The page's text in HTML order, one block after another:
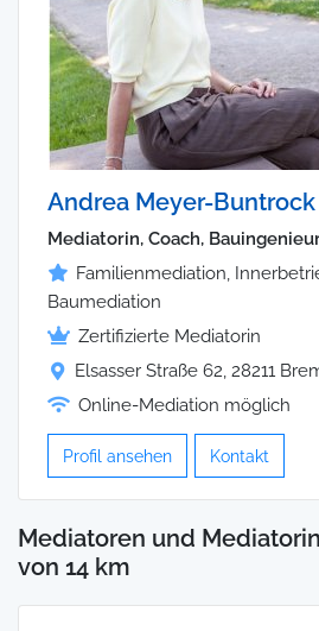
Andrea Meyer-Buntrock
Mediatorin, Coach,
Familienmediation,
Baumediation
Zertifizierte Mediatorin
Elsasser Straße 62, 28211
Online-Mediation möglich
Profil ansehen Kontakt
Mediatoren und
von 14 km